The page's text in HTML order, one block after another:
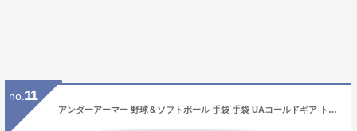
no. 11
アンダーアーマー 野球＆ソフトボール 手袋 手袋 UAコールドギア トレーニンググローブ 1381244 1 Black メンズ